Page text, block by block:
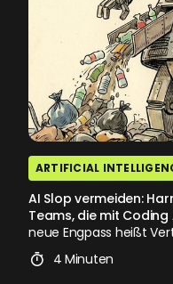
ARTIFICIAL
AI Slop vermeiden:
Teams, die mit
neue Engpass heißt
4 Minuten